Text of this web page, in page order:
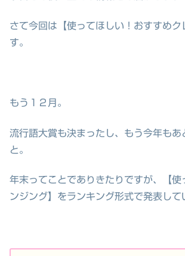
さて今回は【使ってほしい！おすすめク
す。
もう１２月。
流行語大賞も決まったし、もう今年もあ
と。
年末ってことでありきたりですが、【使
ンジング】をランキング形式で発表して